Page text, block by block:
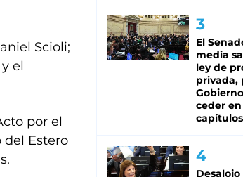
Scioli;
el
por el
del Estero
El
media
ley de
privada,
ceder
capítulos